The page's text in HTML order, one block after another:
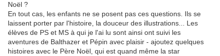
Noël ?
En tout cas, les enfants ne se posent pas ces questions. Ils se
laissent porter par l'histoire, la douceur des illustrations... Les
élèves de PS et MS à qui je l'ai lu sont ainsi ont suivi les
aventures de Balthazer et Pépin avec plaisir - ajoutez quelques
histoires avec le Père Noël, qui est quand même la star